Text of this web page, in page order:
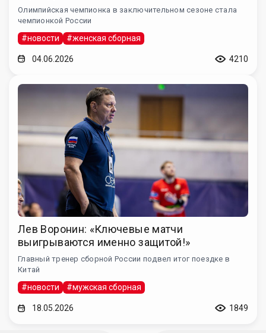
Олимпийская чемпионка в заключительном сезоне стала
чемпионкой России
#новости #женская сборная
04.06.2026 4210
Лев Воронин: «Ключевые матчи
выигрываются именно защитой!»
Главный тренер сборной России подвел итог поездке в
Китай
#новости #мужская сборная
18.05.2026 1849